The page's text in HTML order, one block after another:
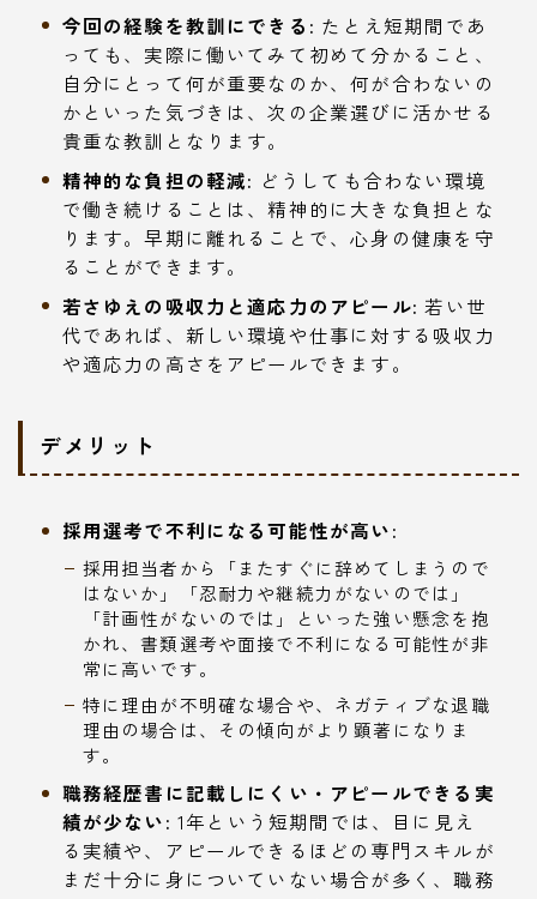
今回の経験を教訓にできる: たとえ短期間であ
っても、実際に働いてみて初めて分かること、
自分にとって何が重要なのか、何が合わないの
かといった気づきは、次の企業選びに活かせる
貴重な教訓となります。
精神的な負担の軽減: どうしても合わない環境
で働き続けることは、精神的に大きな負担とな
ります。早期に離れることで、心身の健康を守
ることができます。
若さゆえの吸収力と適応力のアピール: 若い世
代であれば、新しい環境や仕事に対する吸収力
や適応力の高さをアピールできます。
デメリット
採用選考で不利になる可能性が高い:
採用担当者から「またすぐに辞めてしまうので
はないか」「忍耐力や継続力がないのでは」
「計画性がないのでは」といった強い懸念を抱
かれ、書類選考や面接で不利になる可能性が非
常に高いです。
特に理由が不明確な場合や、ネガティブな退職
理由の場合は、その傾向がより顕著になりま
す。
職務経歴書に記載しにくい・アピールできる実
績が少ない: 1年という短期間では、目に見え
る実績や、アピールできるほどの専門スキルが
まだ十分に身についていない場合が多く、職務